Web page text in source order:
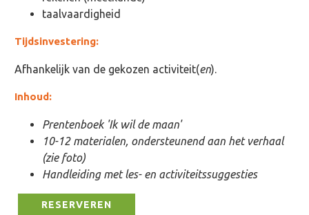
taalvaardigheid
Tijdsinvestering:
Afhankelijk van de gekozen activiteit(en).
Inhoud:
Prentenboek 'Ik wil de maan'
10-12 materialen, ondersteunend aan het verhaal
(zie foto)
Handleiding met les- en activiteitssuggesties
RESERVEREN